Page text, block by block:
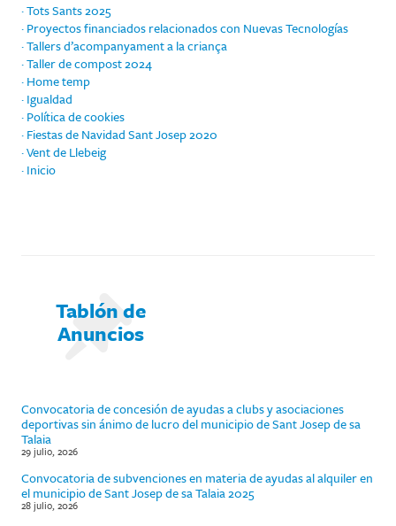
· Tots Sants 2025
· Proyectos financiados relacionados con Nuevas Tecnologías
· Tallers d’acompanyament a la criança
· Taller de compost 2024
· Home temp
· Igualdad
· Política de cookies
· Fiestas de Navidad Sant Josep 2020
· Vent de Llebeig
· Inicio
Tablón de
Anuncios
Convocatoria de concesión de ayudas a clubs y asociaciones
deportivas sin ánimo de lucro del municipio de Sant Josep de sa
Talaia
29 julio, 2026
Convocatoria de subvenciones en materia de ayudas al alquiler en
el municipio de Sant Josep de sa Talaia 2025
28 julio, 2026